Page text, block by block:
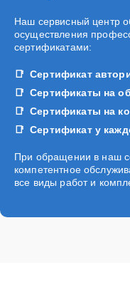
Наш сервисный центр
осуществления
сертификатами:
Сертификат
Сертификаты на
Сертификаты на
Сертификат у
При обращении в наш
компетентное
все виды работ и